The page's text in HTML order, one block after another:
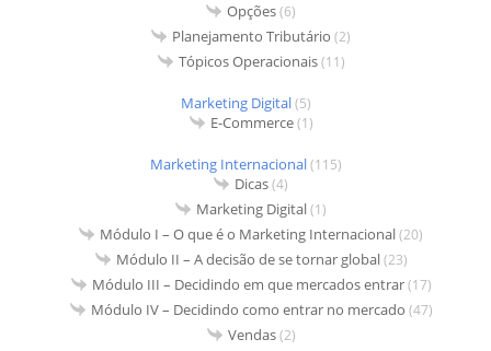
Opções(6)
Planejamento Tributário (2)
Tópicos Operacionais(11)
Marketing Digital(5)
E-Commerce(1)
Marketing Internacional(115)
Dicas(4)
Marketing Digital(1)
Módulo I – O que é o Marketing Internacional(20)
Módulo II – A decisão de se tornar global(23)
Módulo III – Decidindo em que mercados entrar(17)
Módulo IV – Decidindo como entrar no mercado (47)
Vendas(2)